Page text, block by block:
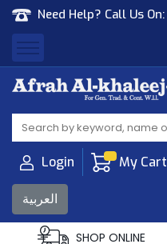
Need Help? Call Us On:
Afrah Al Khaleej
Gen Trad & Cont Co. Wll
Login My Cart
العربية
SHOP ONLINE